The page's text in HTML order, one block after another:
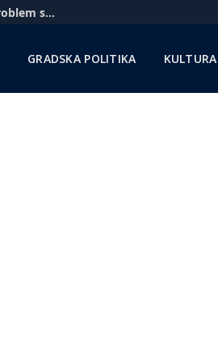
Aerodrom u Nišu: Pratimo situaciju sa Rajanerom, problem sa gorivom zbog sankcija NIS-u
GRADSKA POLITIKA KULTURA